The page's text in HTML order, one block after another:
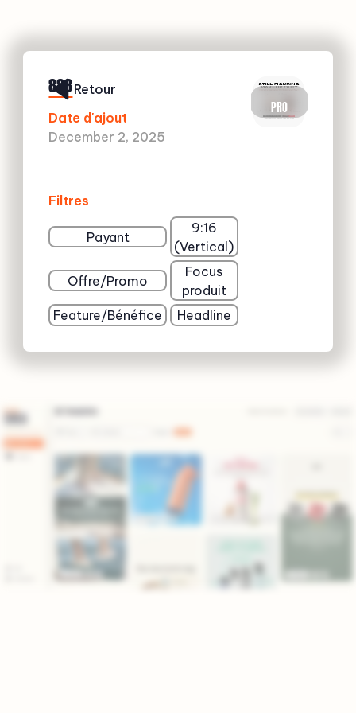
888
Date d'ajout
December 2, 2025
Filtres
Payant
9:16
(Vertical)
Offre/Promo
Focus
produit
Feature/Bénéfice
Headline
PRO
Retour